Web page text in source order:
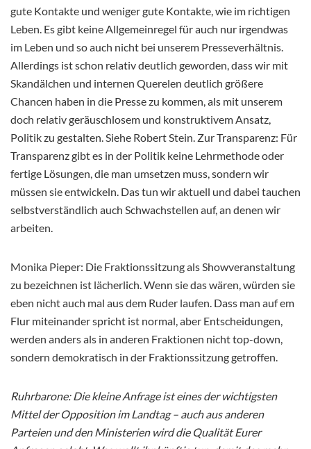
gute Kontakte und weniger gute Kontakte, wie im richtigen
Leben. Es gibt keine Allgemeinregel für auch nur irgendwas
im Leben und so auch nicht bei unserem Presseverhältnis.
Allerdings ist schon relativ deutlich geworden, dass wir mit
Skandälchen und internen Querelen deutlich größere
Chancen haben in die Presse zu kommen, als mit unserem
doch relativ geräuschlosem und konstruktivem Ansatz,
Politik zu gestalten. Siehe Robert Stein. Zur Transparenz: Für
Transparenz gibt es in der Politik keine Lehrmethode oder
fertige Lösungen, die man umsetzen muss, sondern wir
müssen sie entwickeln. Das tun wir aktuell und dabei tauchen
selbstverständlich auch Schwachstellen auf, an denen wir
arbeiten.
Monika Pieper: Die Fraktionssitzung als Showveranstaltung
zu bezeichnen ist lächerlich. Wenn sie das wären, würden sie
eben nicht auch mal aus dem Ruder laufen. Dass man auf em
Flur miteinander spricht ist normal, aber Entscheidungen,
werden anders als in anderen Fraktionen nicht top-down,
sondern demokratisch in der Fraktionssitzung getroffen.
Ruhrbarone: Die kleine Anfrage ist eines der wichtigsten
Mittel der Opposition im Landtag – auch aus anderen
Parteien und den Ministerien wird die Qualität Eurer